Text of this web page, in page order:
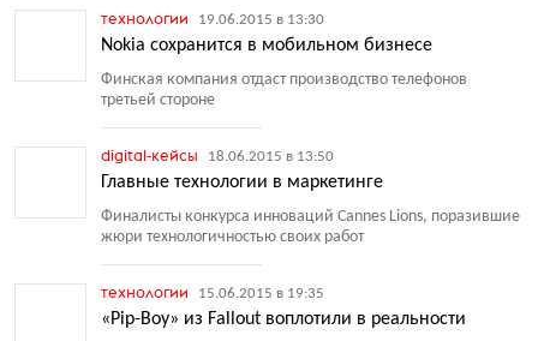
технологии 19.06.2015 в 13:30
Nokia сохранится в мобильном бизнесе
Финская компания отдаст производство телефонов
третьей стороне
digital-кейсы 18.06.2015 в 13:50
Главные технологии в маркетинге
Финалисты конкурса инноваций Cannes Lions, поразившие
жюри технологичностью своих работ
технологии 15.06.2015 в 19:35
«Pip-Boy» из Fallout воплотили в реальности